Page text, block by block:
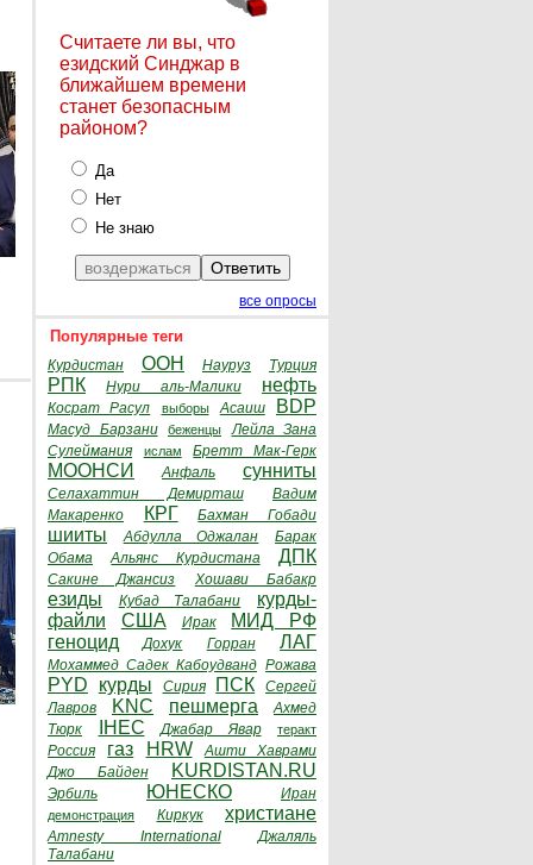
Считаете ли вы, что
езидский Синджар в
ближайшем времени
станет безопасным
районом?
Да
Нет
Не знаю
все опросы
Популярные теги
Курдистан ООН Науруз Турция
РПК Нури аль-Малики нефть
Косрат Расул выборы Асаиш BDP
Масуд Барзани беженцы
Лейла Зана
Сулеймания
ислам Бретт Мак-Герк
МООНСИ Анфаль сунниты
Селахаттин Демирташ
Вадим
Макаренко
КРГ Бахман Гобади
шииты Абдулла Оджалан
Барак
Обама
Альянс Курдистана ДПК
Сакине Джансиз Хошави Бабакр
езиды Кубад Талабани
курды-
файли
США Ирак
МИД РФ
геноцид
Дохук Горран ЛАГ
Мохаммед Садек Кабоудванд Рожава
PYD курды Сирия ПСК
Сергей
Лавров
KNC пешмерга
Ахмед
Тюрк
IHEC Джабар Явар теракт
Россия газ HRW
Ашти Хаврами
Джо Байден
KURDISTAN.RU
Эрбиль ЮНЕСКО Иран
демонстрация Киркук христиане
Amnesty International
Джаляль
Талабани